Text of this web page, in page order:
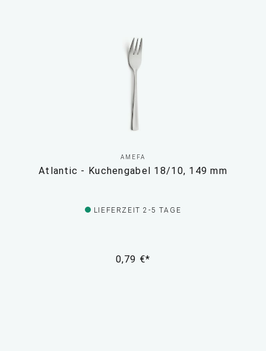
AMEFA
Atlantic - Kuchengabel 18/10, 149 mm
LIEFERZEIT 2-5 TAGE
0,79 €*